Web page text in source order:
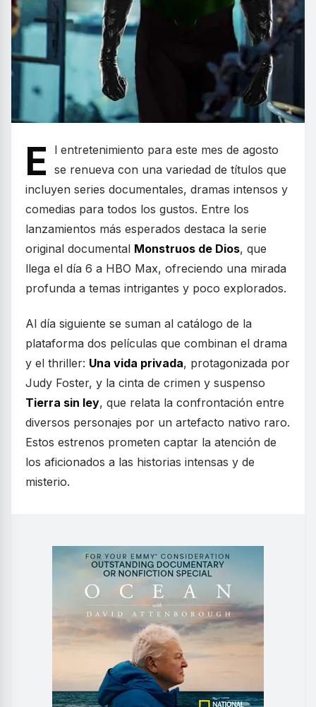
E
l entretenimiento para este mes de agosto
se renueva con una variedad de títulos que
incluyen series documentales, dramas intensos y
comedias para todos los gustos. Entre los
lanzamientos más esperados destaca la serie
original documental Monstruos de Dios, que
llega el día 6 a HBO Max, ofreciendo una mirada
profunda a temas intrigantes y poco explorados.
Al día siguiente se suman al catálogo de la
plataforma dos películas que combinan el drama
y el thriller: Una vida privada, protagonizada por
Judy Foster, y la cinta de crimen y suspenso
Tierra sin ley, que relata la confrontación entre
diversos personajes por un artefacto nativo raro.
Estos estrenos prometen captar la atención de
los aficionados a las historias intensas y de
misterio.